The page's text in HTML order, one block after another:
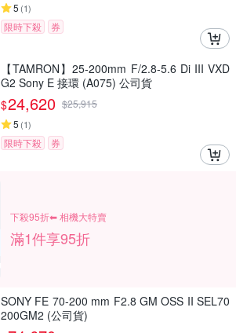
5 (1)
限時下殺 券
【TAMRON】25-200mm F/2.8-5.6 Di III VXD
G2 Sony E 接環 (A075) 公司貨
$24,620 $25,915
5 (1)
限時下殺 券
下殺95折⬅︎ 相機大特賣
滿1件享95折
SONY FE 70-200 mm F2.8 GM OSS II SEL70
200GM2 (公司貨)